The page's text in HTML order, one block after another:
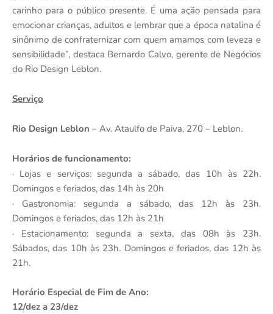
carinho para o público presente. É uma ação pensada para
emocionar crianças, adultos e lembrar que a época natalina é
sinônimo de confraternizar com quem amamos com leveza e
sensibilidade”, destaca Bernardo Calvo, gerente de Negócios
do Rio Design Leblon.
Serviço
Rio Design Leblon – Av. Ataulfo de Paiva, 270 – Leblon.
Horários de funcionamento:
· Lojas e serviços: segunda a sábado, das 10h às 22h.
Domingos e feriados, das 14h às 20h
· Gastronomia: segunda a sábado, das 12h às 23h.
Domingos e feriados, das 12h às 21h
· Estacionamento: segunda a sexta, das 08h às 23h.
Sábados, das 10h às 23h. Domingos e feriados, das 12h às
21h.
Horário Especial de Fim de Ano:
12/dez a 23/dez